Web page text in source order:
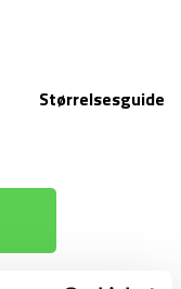
Størrelsesguide